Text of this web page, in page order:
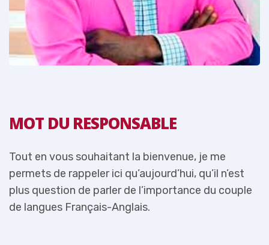
MOT DU RESPONSABLE
Tout en vous souhaitant la bienvenue, je me
permets de rappeler ici qu’aujourd’hui, qu’il n’est
plus question de parler de l’importance du couple
de langues Français-Anglais.